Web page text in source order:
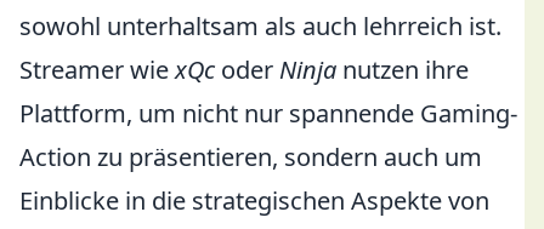
sowohl unterhaltsam als auch lehrreich ist.
Streamer wiexQc oder Ninja nutzen ihre
Plattform, um nicht nur spannende Gaming-
Action zu präsentieren, sondern auch um
Einblicke in die strategischen Aspekte von